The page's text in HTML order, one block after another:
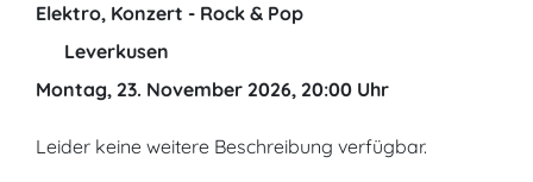
Elektro, Konzert - Rock & Pop
Leverkusen
Montag, 23. November 2026, 20:00 Uhr
Leider keine weitere Beschreibung verfügbar.